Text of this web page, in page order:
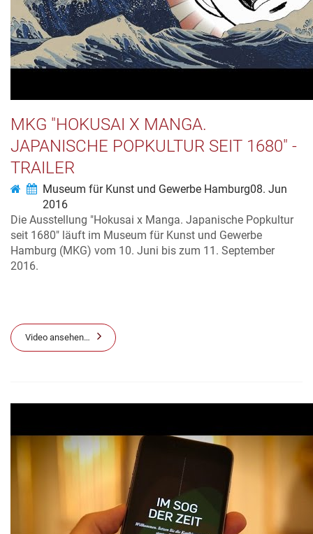
MKG "HOKUSAI X MANGA.
JAPANISCHE POPKULTUR SEIT 1680" -
TRAILER
Museum für Kunst und Gewerbe Hamburg08. Jun
2016
Die Ausstellung "Hokusai x Manga. Japanische Popkultur
seit 1680" läuft im Museum für Kunst und Gewerbe
Hamburg (MKG) vom 10. Juni bis zum 11. September
2016.
Video ansehen…